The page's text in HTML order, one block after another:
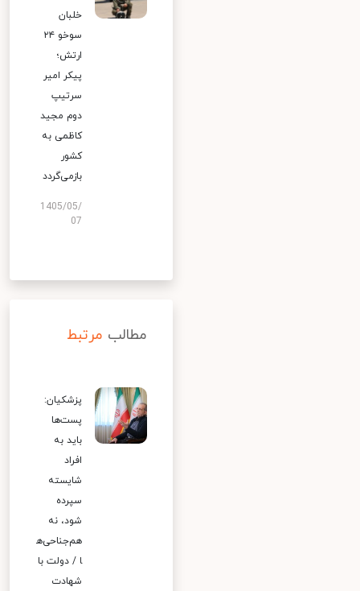
خلبان
سوخو ۲۴
ارتش؛
پیکر امیر
سرتیپ
دوم مجید
کاظمی به
کشور
بازمی‌گردد
1405/05/
07
مطالب مرتبط
پزشکیان:
پست‌ها
باید به
افراد
شایسته
سپرده
شود، نه
هم‌جناحی‌ه
ا / دولت با
شهادت